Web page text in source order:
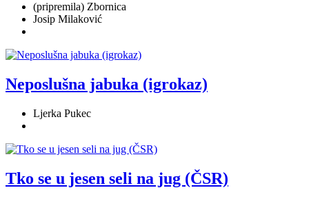
(pripremila) Zbornica
Josip Milaković
Neposlušna jabuka (igrokaz)
Ljerka Pukec
Tko se u jesen seli na jug (ČSR)